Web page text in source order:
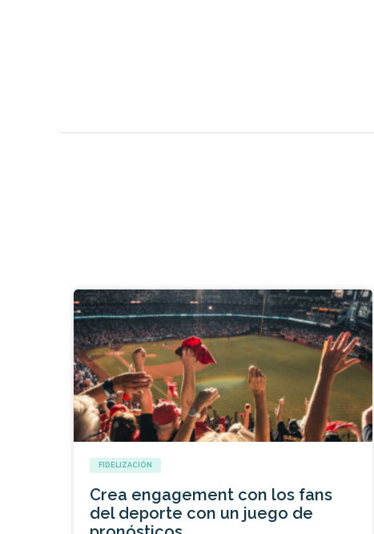
FIDELIZACIÓN
Crea engagement con los fans
del deporte con un juego de